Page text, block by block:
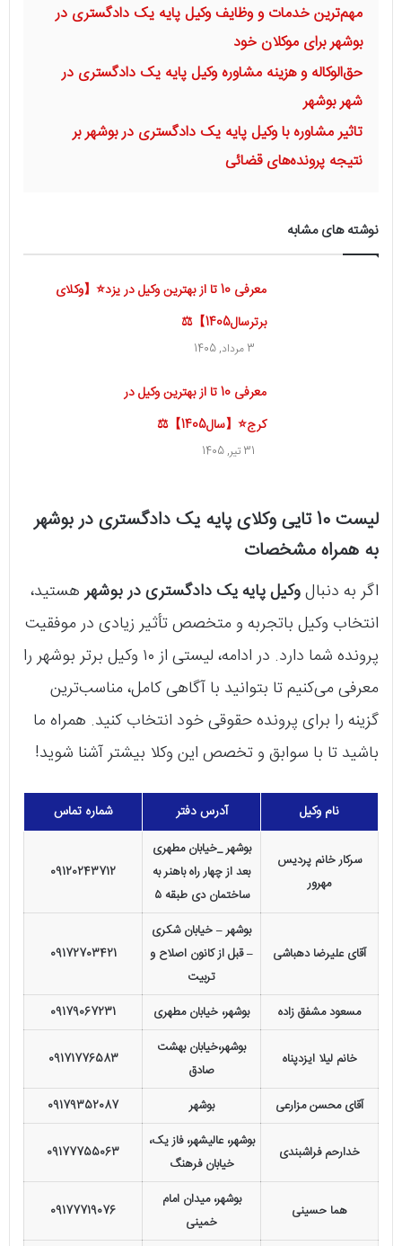
مهم‌ترین خدمات و وظایف وکیل پایه یک دادگستری در
بوشهر برای موکلان خود
حق‌الوکاله و هزینه مشاوره وکیل پایه یک دادگستری در
شهر بوشهر
تاثیر مشاوره با وکیل پایه یک دادگستری در بوشهر بر
نتیجه پرونده‌های قضائی
نوشته های مشابه
معرفی 10 تا از بهترین وکیل در یزد⭐【وکلای
برترسال1405】⚖️
3 مرداد, 1405
معرفی 10 تا از بهترین وکیل در
کرج⭐【سال1405】⚖️
31 تیر, 1405
لیست 10 تایی وکلای پایه یک دادگستری در بوشهر
به همراه مشخصات
اگر به دنبالوکیل پایه یک دادگستری در بوشهر هستید،
انتخاب وکیل باتجربه و متخصص تأثیر زیادی در موفقیت
پرونده شما دارد. در ادامه، لیستی از ۱۰ وکیل برتر بوشهر را
معرفی می‌کنیم تا بتوانید با آگاهی کامل، مناسب‌ترین
گزینه را برای پرونده حقوقی خود انتخاب کنید. همراه ما
باشید تا با سوابق و تخصص این وکلا بیشتر آشنا شوید!
نام وکیل آدرس دفتر شماره تماس
سرکار خانم پردیس
مهرور
بوشهر _خیابان مطهری
بعد از چهار راه باهنر به
ساختمان دی طبقه ۵
09120243712
آقای علیرضا دهباشی
بوشهر – خیابان شکری
– قبل از کانون اصلاح و
تربیت
09172703421
مسعود مشفق زاده بوشهر، خیابان مطهری 09179067231
خانم لیلا ایزدپناه
بوشهر،خیابان بهشت
صادق
09171776583
آقای محسن مزارعی بوشهر 09179352087
خدارحم فراشبندی
بوشهر، عالیشهر، فاز یک،
خیابان فرهنگ
09177755063
هما حسینی
بوشهر، میدان امام
خمینی
09177719076